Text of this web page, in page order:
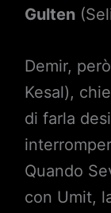
Gulten
Demir,
Kesal),
di farla
Quando
con Umit,